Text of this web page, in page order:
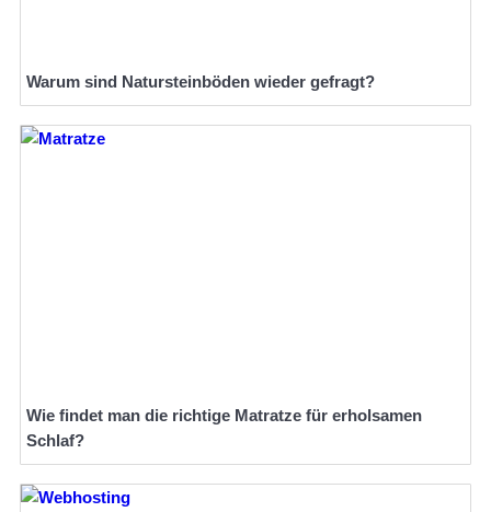
Warum sind Natursteinböden wieder gefragt?
Wie findet man die richtige Matratze für erholsamen
Schlaf?